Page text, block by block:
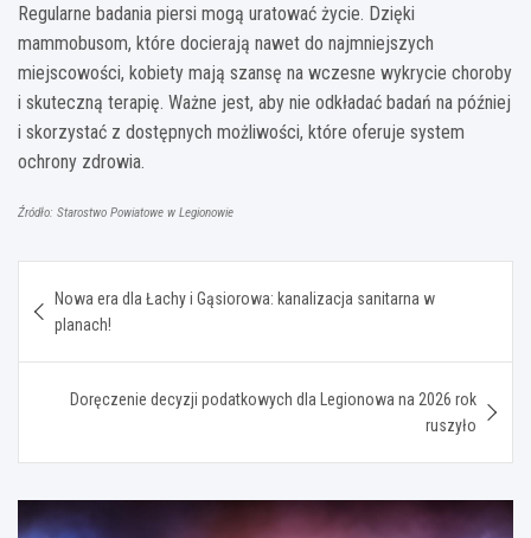
Regularne badania piersi mogą uratować życie. Dzięki
mammobusom, które docierają nawet do najmniejszych
miejscowości, kobiety mają szansę na wczesne wykrycie choroby
i skuteczną terapię. Ważne jest, aby nie odkładać badań na później
i skorzystać z dostępnych możliwości, które oferuje system
ochrony zdrowia.
Źródło: Starostwo Powiatowe w Legionowie
wpisu
Nowa era dla Łachy i Gąsiorowa: kanalizacja sanitarna w
planach!
Doręczenie decyzji podatkowych dla Legionowa na 2026 rok
ruszyło